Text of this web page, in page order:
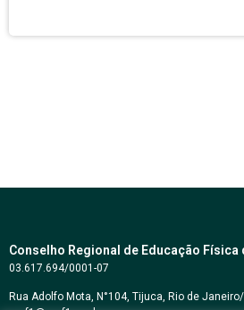
Conselho Regional de Educação Física
03.617.694/0001-07
Rua Adolfo Mota, N°104, Tijuca, Rio de